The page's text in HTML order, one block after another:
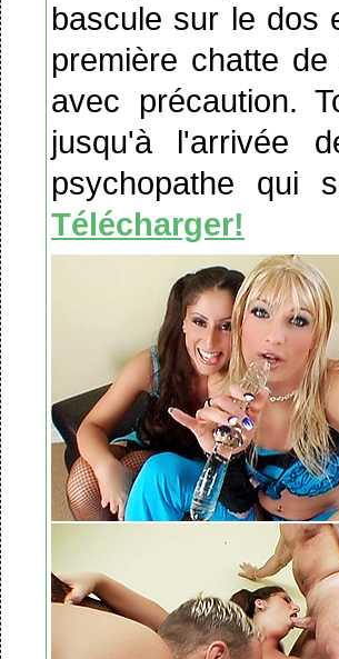
bascule sur le dos
première chatte
avec précaution.
jusqu'à l'arrivée
psychopathe
Télécharger!